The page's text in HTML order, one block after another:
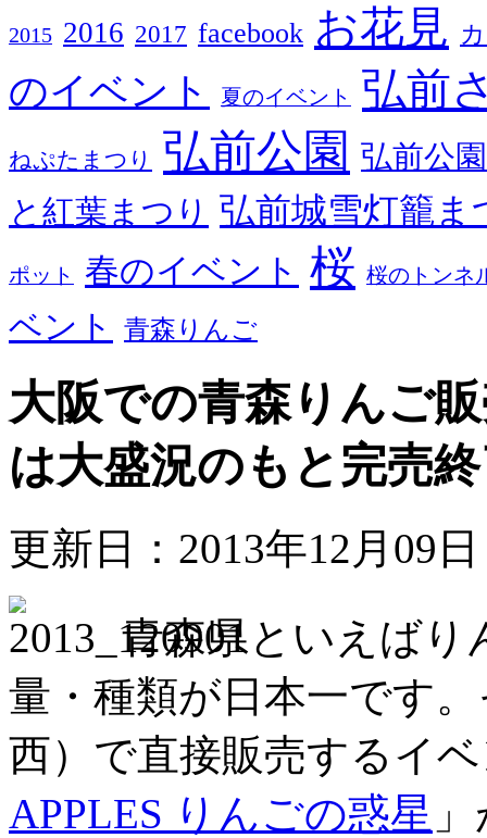
2015 2016 2017 facebook お花見
のイベント 夏のイベント 弘前
ねぷたまつり 弘前公園 弘前公
と紅葉まつり 弘前城雪灯籠ま
ポット 春のイベント 桜 桜のトンネ
ベント 青森りんご
大阪での青森りんご
は大盛況のもと完売
更新日：2013年12月09
青森県といえばり
量・種類が日本一です
西）で直接販売するイ
APPLES りんごの惑星